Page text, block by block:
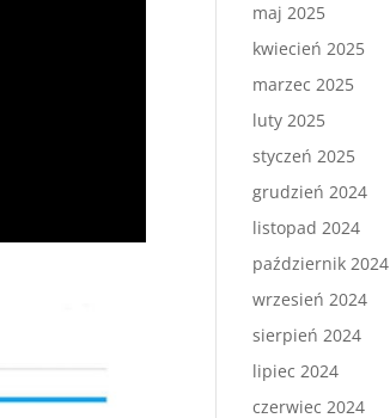
maj 2025
kwiecień 2025
marzec 2025
luty 2025
styczeń 2025
grudzień 2024
listopad 2024
październik 2024
wrzesień 2024
sierpień 2024
lipiec 2024
czerwiec 2024